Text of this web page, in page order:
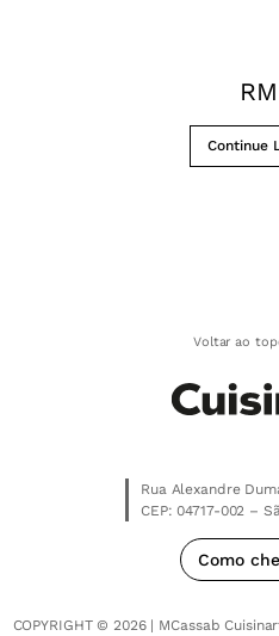
Continue
Voltar ao
Rua Alexandre
CEP: 04717-002 –
Como
COPYRIGHT © 2026 | MCassab